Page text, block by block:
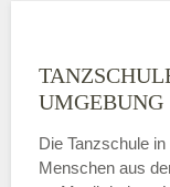
UMGEBUNG
Die Tanzschule
Menschen aus